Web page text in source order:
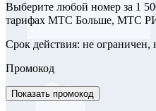
Выберите любой номер за 1
тарифах МТС Больше, МТС
Срок действия: не
Промокод
Показать промокод